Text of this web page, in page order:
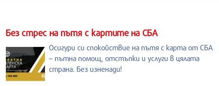
Без стрес на пътя с картите на СБА
Осигури си спокойствие на пътя с карта от СБА
– пътна помощ, отстъпки и услуги в цялата
страна. Без изненади!